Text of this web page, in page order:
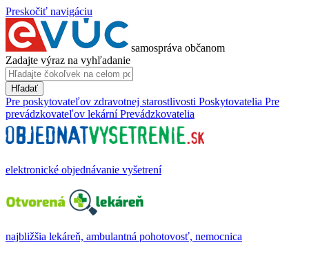
Preskočiť navigáciu
samospráva občanom
Zadajte výraz na vyhľadanie
Hľadať
Pre poskytovateľov zdravotnej starostlivosti Poskytovatelia Pre
prevádzkovateľov lekární Prevádzkovatelia
elektronické objednávanie vyšetrení
najbližšia lekáreň, ambulantná pohotovosť, nemocnica